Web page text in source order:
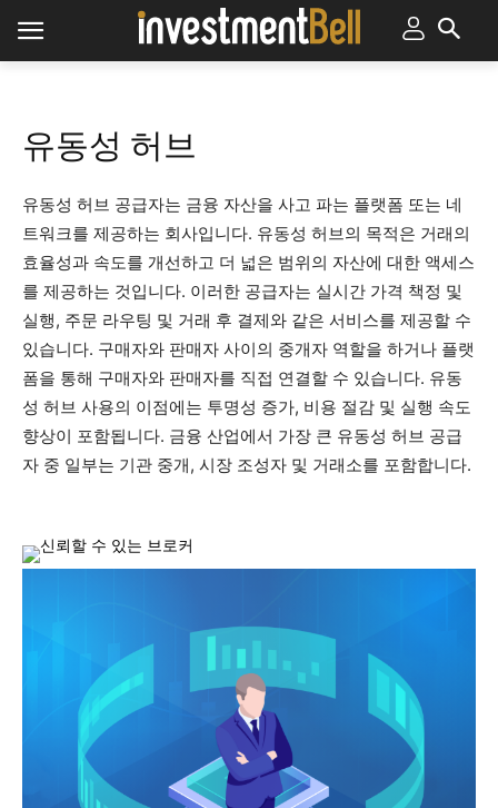
유동성 허브
유동성 허브 공급자는 금융 자산을 사고 파는 플랫폼 또는 네
트워크를 제공하는 회사입니다. 유동성 허브의 목적은 거래의
효율성과 속도를 개선하고 더 넓은 범위의 자산에 대한 액세스
를 제공하는 것입니다. 이러한 공급자는 실시간 가격 책정 및
실행, 주문 라우팅 및 거래 후 결제와 같은 서비스를 제공할 수
있습니다. 구매자와 판매자 사이의 중개자 역할을 하거나 플랫
폼을 통해 구매자와 판매자를 직접 연결할 수 있습니다. 유동
성 허브 사용의 이점에는 투명성 증가, 비용 절감 및 실행 속도
향상이 포함됩니다. 금융 산업에서 가장 큰 유동성 허브 공급
자 중 일부는 기관 중개, 시장 조성자 및 거래소를 포함합니다.